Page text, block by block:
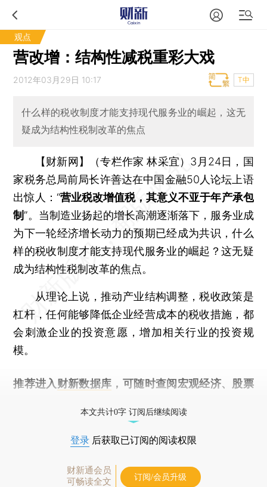
观点
营改增：结构性减税重彩大戏
2012年03月29日 10:17 T中
什么样的税收制度才能支持现代服务业的崛起，这无
疑成为结构性税制改革的焦点
【财新网】（专栏作家 林采宜） 3月24日，国
家税务总局前局长许善达在中国金融50人论坛上语
出惊人：“营业税改增值税，其意义不亚于年产承包
制”。当制造业扬起的增长高潮逐渐落下，服务业成
为下一轮经济增长动力的预期已经成为共识，什么
样的税收制度才能支持现代服务业的崛起？这无疑
成为结构性税制改革的焦点。
从理论上说，推动产业结构调整，税收政策是
杠杆，任何能够降低企业经营成本的税收措施，都
会刺激企业的投资意愿，增加相关行业的投资规
模。
推荐进入 财新数据库 ，可随时查阅宏观经济、股票
本文共计0字 订阅后继续阅读
登录 后获取已订阅的阅读权限
财新通会员
可畅读全文
订阅/会员升级